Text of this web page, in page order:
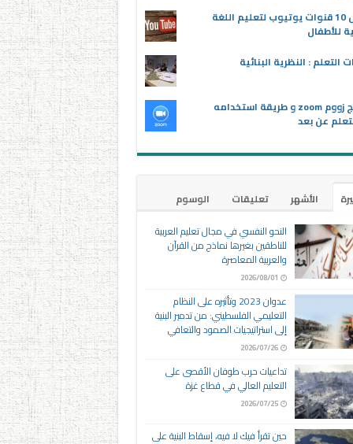
أفضل 10 قنوات يوتيوب لتعليم اللغة
للأطفال
التعلم : النظرية البنائية
برنامج زووم zoom و طريقة استخدامه
عن بعد
الأشهر تعليقات
الوسوم
النحو النفسي في مجال تعليم العربية
للناطقين بغيرها نماذج من القرآن
والعربية المعاصرة
2026/08/01
عدوان 2023 وتأثيره على النظام
التعليمي الفلسطيني: من تدمير البنية
إلى استراتيجيات الصمود والتعافي
2026/07/26
تداعيات حرب طوفان الأقصى على
التعليم العالي في قطاع غزة
2026/07/25
حين تقرأ فيك لا فيه، إسقاط البنية على